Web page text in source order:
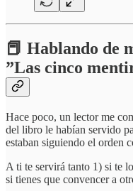
📕 Hablando de
”Las cinco
Hace poco, un lector me
del libro le habían servido
estaban siguiendo el orden
A ti te servirá tanto 1) si te
si tienes que convencer a